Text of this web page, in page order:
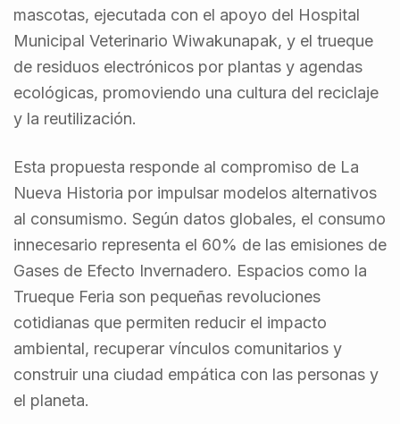
mascotas, ejecutada con el apoyo del Hospital
Municipal Veterinario Wiwakunapak, y el trueque
de residuos electrónicos por plantas y agendas
ecológicas, promoviendo una cultura del reciclaje
y la reutilización.
Esta propuesta responde al compromiso de La
Nueva Historia por impulsar modelos alternativos
al consumismo. Según datos globales, el consumo
innecesario representa el 60% de las emisiones de
Gases de Efecto Invernadero. Espacios como la
Trueque Feria son pequeñas revoluciones
cotidianas que permiten reducir el impacto
ambiental, recuperar vínculos comunitarios y
construir una ciudad empática con las personas y
el planeta.